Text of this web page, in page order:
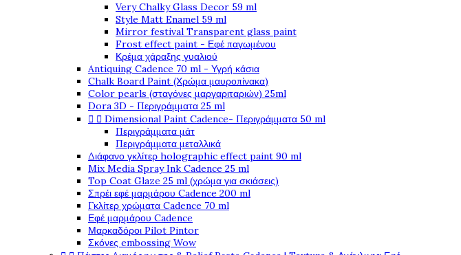
Very Chalky Glass Decor 59 ml
Style Matt Enamel 59 ml
Mirror festival Transparent glass paint
Frost effect paint - Εφέ παγωμένου
Κρέμα χάραξης γυαλιού
Antiquing Cadence 70 ml - Υγρή κάσια
Chalk Board Paint (Χρώμα μαυροπίνακα)
Color pearls (σταγόνες μαργαριταριών) 25ml
Dora 3D - Περιγράμματα 25 ml
  Dimensional Paint Cadence- Περιγράμματα 50 ml
Περιγράμματα μάτ
Περιγράμματα μεταλλικά
Διάφανο γκλίτερ holographic effect paint 90 ml
Mix Media Spray Ink Cadence 25 ml
Top Coat Glaze 25 ml (χρώμα για σκιάσεις)
Σπρέι εφέ μαρμάρου Cadence 200 ml
Γκλίτερ χρώματα Cadence 70 ml
Εφέ μαρμάρου Cadence
Μαρκαδόροι Pilot Pintor
Σκόνες embossing Wow